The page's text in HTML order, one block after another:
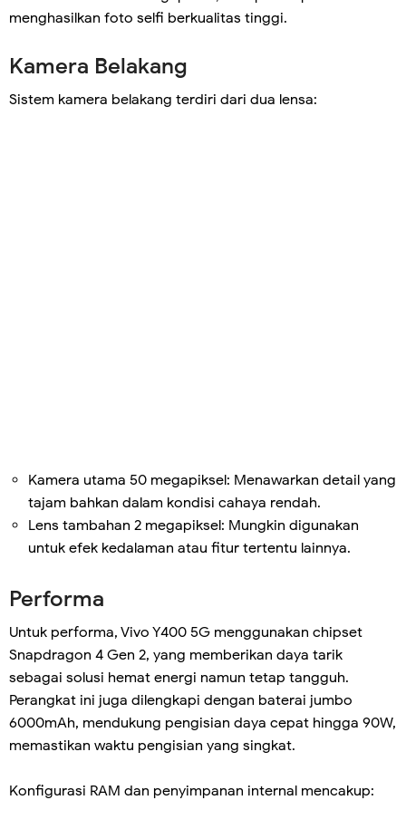
menghasilkan foto selfi berkualitas tinggi.
Kamera Belakang
Sistem kamera belakang terdiri dari dua lensa:
Kamera utama 50 megapiksel: Menawarkan detail yang
tajam bahkan dalam kondisi cahaya rendah.
Lens tambahan 2 megapiksel: Mungkin digunakan
untuk efek kedalaman atau fitur tertentu lainnya.
Performa
Untuk performa, Vivo Y400 5G menggunakan chipset
Snapdragon 4 Gen 2, yang memberikan daya tarik
sebagai solusi hemat energi namun tetap tangguh.
Perangkat ini juga dilengkapi dengan baterai jumbo
6000mAh, mendukung pengisian daya cepat hingga 90W,
memastikan waktu pengisian yang singkat.
Konfigurasi RAM dan penyimpanan internal mencakup: